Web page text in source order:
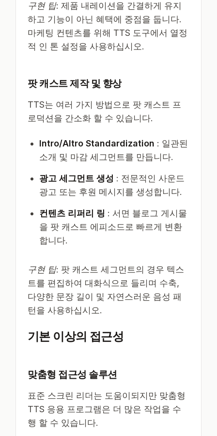
구현 팁: 제품 내레이션을 간결하게 유지
하고 기능이 아닌 혜택에 중점을 둡니다.
마케팅 컨텐츠를 위해 TTS 도구에서 열정
적 인 톤 설정을 사용하십시오.
팟 캐스트 제작 및 향상
TTS는 여러 가지 방법으로 팟 캐스트 프
로덕션을 간소화 할 수 있습니다.
Intro/Altro Standardization : 일관된
소개 및 마감 세그먼트를 만듭니다.
광고 세그먼트 생성 : 전문적인 사운드
광고 또는 후원 메시지를 생성합니다.
컨텐츠 리퍼리 링 : 서면 블로그 게시물
을 팟 캐스트 에피소드로 빠르게 변환
합니다.
구현 팁: 팟 캐스트 세그먼트의 경우 텍스
트를 편집하여 대화식으로 들리며 수축,
다양한 문장 길이 및 자연스러운 음성 패
턴을 사용하십시오.
기본 이상의 접근성
맞춤형 접근성 솔루션
표준 스크린 리더는 도움이되지만 맞춤형
TTS 응용 프로그램은 더 많은 작업을 수
행 할 수 있습니다.